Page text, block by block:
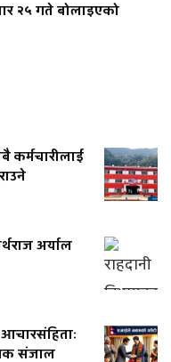
२५ गते बोलाइएको
कर्मचारीलाई
अर्याल
संजाल